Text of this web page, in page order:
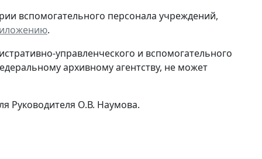
вспомогательного персонала учреждений,
.
управленческого и вспомогательного
архивному агентству, не может
Руководителя О.В. Наумова.